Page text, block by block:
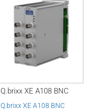
Q.brixx XE A108 BNC
Q.brixx XE A108 BNC